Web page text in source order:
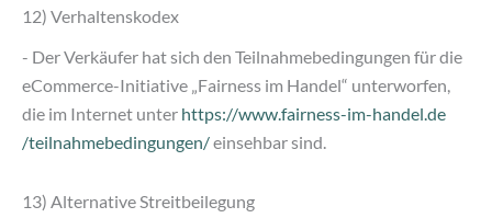
12) Verhaltenskodex
- Der Verkäufer hat sich den Teilnahmebedingungen für die
eCommerce-Initiative „Fairness im Handel“ unterworfen,
die im Internet unter https://www.fairness-im-handel.de
/teilnahmebedingungen/einsehbar sind.
13) Alternative Streitbeilegung